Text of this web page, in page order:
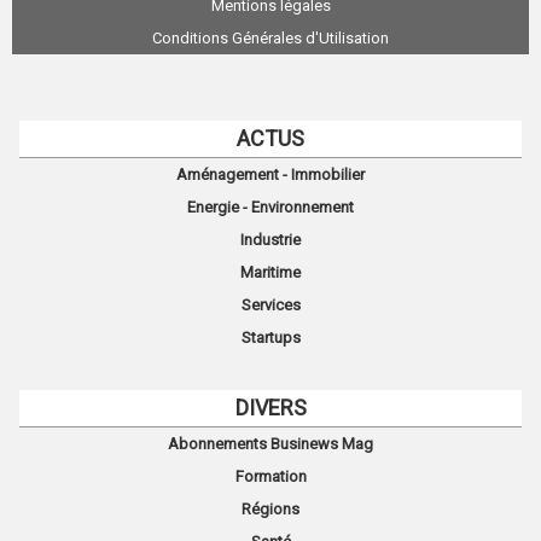
Mentions légales
Conditions Générales d'Utilisation
ACTUS
Aménagement - Immobilier
Energie - Environnement
Industrie
Maritime
Services
Startups
DIVERS
Abonnements Businews Mag
Formation
Régions